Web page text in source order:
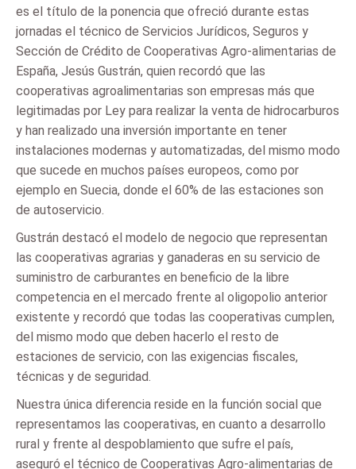
es el título de la ponencia que ofreció durante estas
jornadas el técnico de Servicios Jurídicos, Seguros y
Sección de Crédito de Cooperativas Agro-alimentarias de
España, Jesús Gustrán, quien recordó que las
cooperativas agroalimentarias son empresas más que
legitimadas por Ley para realizar la venta de hidrocarburos
y han realizado una inversión importante en tener
instalaciones modernas y automatizadas, del mismo modo
que sucede en muchos países europeos, como por
ejemplo en Suecia, donde el 60% de las estaciones son
de autoservicio.
Gustrán destacó el modelo de negocio que representan
las cooperativas agrarias y ganaderas en su servicio de
suministro de carburantes en beneficio de la libre
competencia en el mercado frente al oligopolio anterior
existente y recordó que todas las cooperativas cumplen,
del mismo modo que deben hacerlo el resto de
estaciones de servicio, con las exigencias fiscales,
técnicas y de seguridad.
Nuestra única diferencia reside en la función social que
representamos las cooperativas, en cuanto a desarrollo
rural y frente al despoblamiento que sufre el país,
aseguró el técnico de Cooperativas Agro-alimentarias de